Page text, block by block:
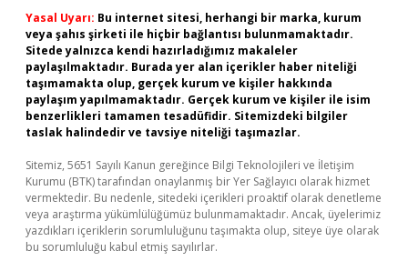
Yasal Uyarı: Bu internet sitesi, herhangi bir marka, kurum
veya şahıs şirketi ile hiçbir bağlantısı bulunmamaktadır.
Sitede yalnızca kendi hazırladığımız makaleler
paylaşılmaktadır. Burada yer alan içerikler haber niteliği
taşımamakta olup, gerçek kurum ve kişiler hakkında
paylaşım yapılmamaktadır. Gerçek kurum ve kişiler ile isim
benzerlikleri tamamen tesadüfidir. Sitemizdeki bilgiler
taslak halindedir ve tavsiye niteliği taşımazlar.
Sitemiz, 5651 Sayılı Kanun gereğince Bilgi Teknolojileri ve İletişim
Kurumu (BTK) tarafından onaylanmış bir Yer Sağlayıcı olarak hizmet
vermektedir. Bu nedenle, sitedeki içerikleri proaktif olarak denetleme
veya araştırma yükümlülüğümüz bulunmamaktadır. Ancak, üyelerimiz
yazdıkları içeriklerin sorumluluğunu taşımakta olup, siteye üye olarak
bu sorumluluğu kabul etmiş sayılırlar.